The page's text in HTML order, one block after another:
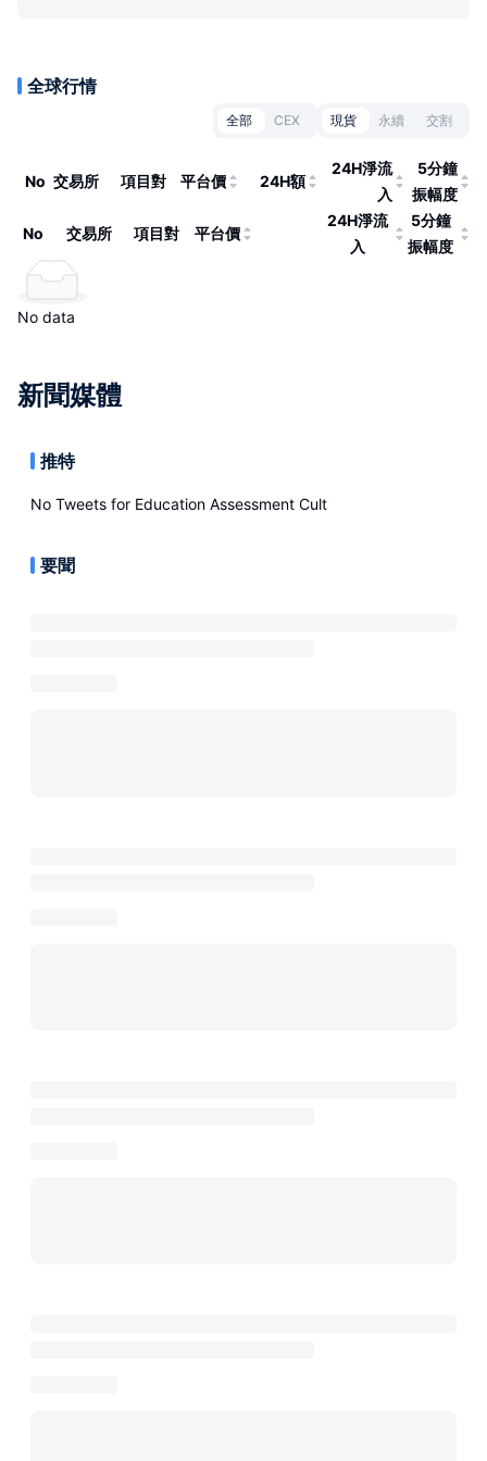
全球行情
全部 CEX 現貨 永續 交割
No 交易所 項目對 平台價 24H額
24H淨流
入
5分鐘
振幅度
No 交易所 項目對 平台價
24H淨流
入
5分鐘
振幅度
No data
新聞媒體
推特
No Tweets for Education Assessment Cult
要聞